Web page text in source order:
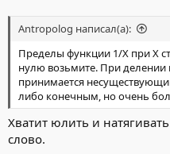
Antropolog написал(а):
Пределы функции 1/Х при Х
нулю возьмите. При делении
принимается
либо конечным, но очень
Хватит юлить и
слово.